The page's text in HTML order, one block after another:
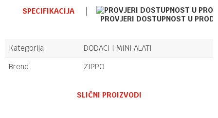
SPECIFIKACIJA
PROVJERI DOSTUPNOST U
Kategorija
DODACI I MINI ALATI
Brend
ZIPPO
SLIČNI PROIZVODI